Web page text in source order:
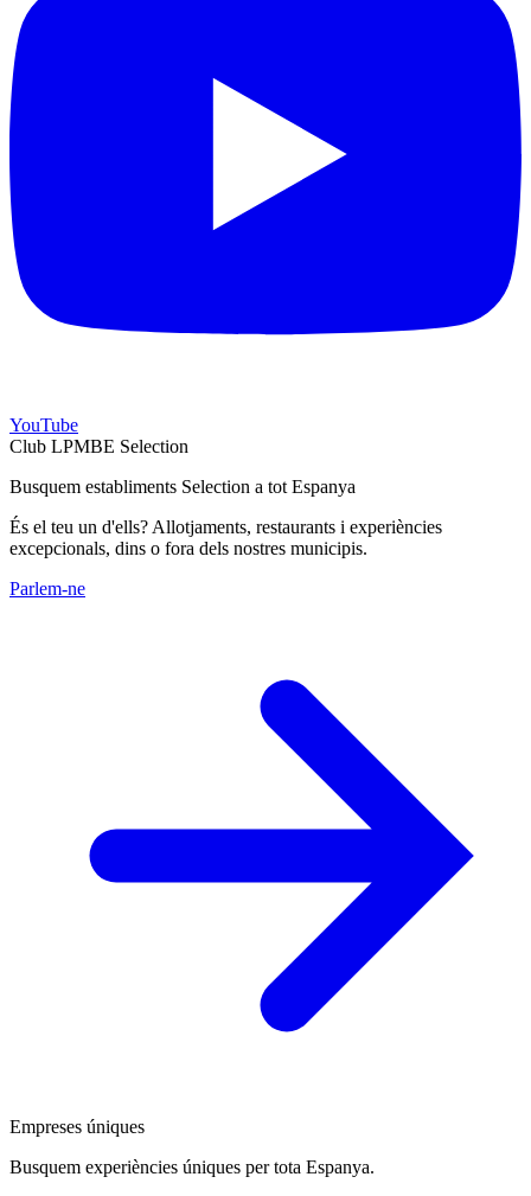
YouTube
Club LPMBE Selection
Busquem establiments Selection a tot Espanya
És el teu un d'ells? Allotjaments, restaurants i experiències
excepcionals, dins o fora dels nostres municipis.
Parlem-ne
Empreses úniques
Busquem experiències úniques per tota Espanya.